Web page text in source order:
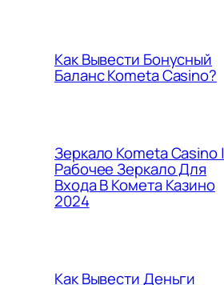
Как Вывести Бонусный
Баланс Kometa Casino?
Зеркало Kometa Casino |
Рабочее Зеркало Для
Входа В Комета Казино
2024
Как Вывести Деньги